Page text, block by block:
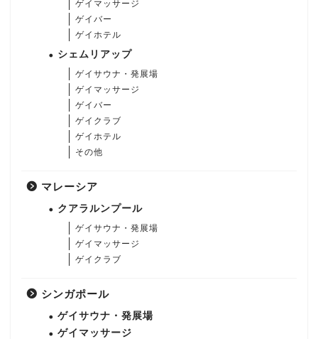
ゲイマッサージ
ゲイバー
ゲイホテル
シェムリアップ
ゲイサウナ・発展場
ゲイマッサージ
ゲイバー
ゲイクラブ
ゲイホテル
その他
マレーシア
クアラルンプール
ゲイサウナ・発展場
ゲイマッサージ
ゲイクラブ
シンガポール
ゲイサウナ・発展場
ゲイマッサージ